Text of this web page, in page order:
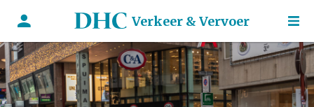
Verkeer & Vervoer